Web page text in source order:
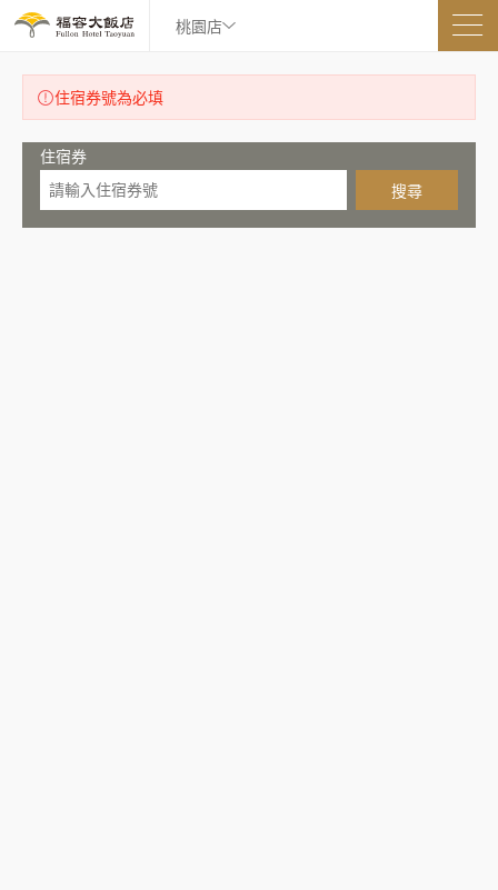
桃園店
住宿券號為必填
住宿券
搜尋